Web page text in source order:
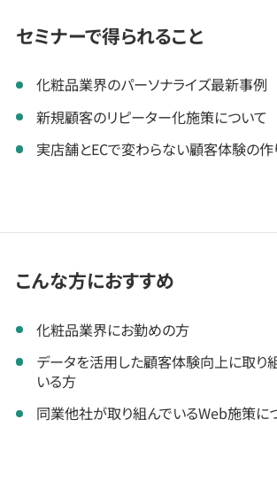
セミナーで得られること
化粧品業界のパーソナライズ最新事例
新規顧客のリピーター化施策について
実店舗とECで変わらない顧客体験の作
こんな方におすすめ
化粧品業界にお勤めの方
データを活用した顧客体験向上に取り
いる方
同業他社が取り組んでいるWeb施策に